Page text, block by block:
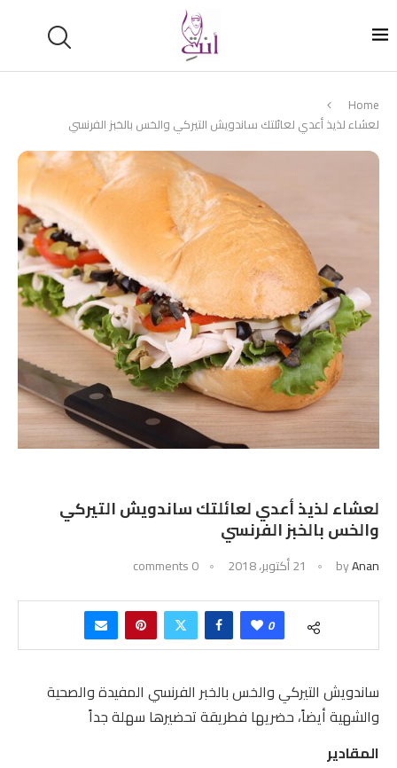
Home
لعشاء لذيذ أعدي لعائلتك ساندويش التيركي والخس بالخبز الفرنسي
لعشاء لذيذ أعدي لعائلتك ساندويش التيركي
والخس بالخبز الفرنسي
byAnan 21 أكتوبر، 2018 0 comments
0
ساندويش التيركي والخس بالخبر الفرنسي المفيدة والصحية
والشهية أيضاً، حضريها فطريقة تحضيرها سهلة جداً
المقادير